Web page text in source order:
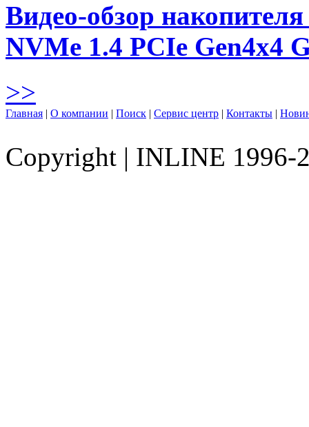
Видео-обзор
NVMe 1.4 PCIe Gen4х4
>>
Главная | О компании | Поиск | Сервис центр | Контакты |
Copyright | INLINE 1996-